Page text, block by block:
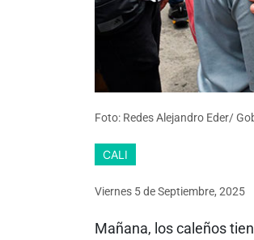
Foto: Redes Alejandro Eder/
CALI
Viernes 5deSeptiembre, 2025
Mañana, los caleños